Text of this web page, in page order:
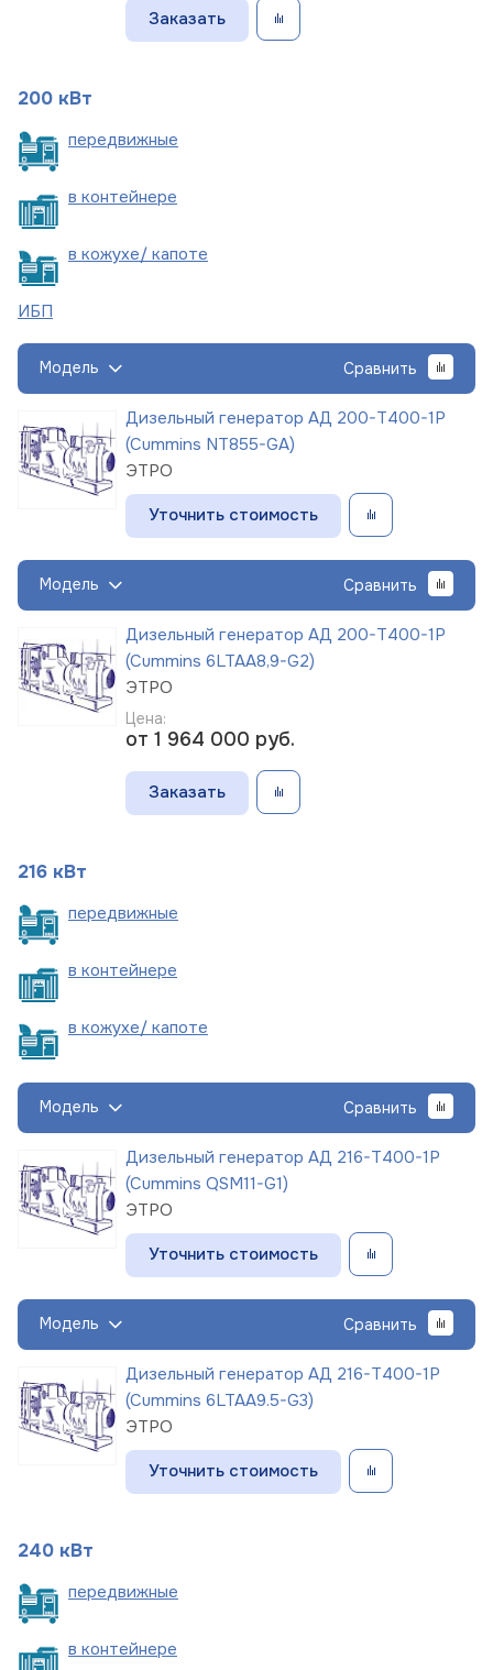
Заказать
200 кВт
передвижные
в контейнере
в кожухе/ капоте
ИБП
Модель Сравнить
Дизельный генератор АД 200-Т400-1Р
(Cummins NT855-GA)
ЭТРО
Уточнить стоимость
Модель Сравнить
Дизельный генератор АД 200-Т400-1Р
(Cummins 6LTAA8,9-G2)
ЭТРО
Цена:
от 1 964 000 руб.
Заказать
216 кВт
передвижные
в контейнере
в кожухе/ капоте
Модель Сравнить
Дизельный генератор АД 216-Т400-1Р
(Cummins QSM11-G1)
ЭТРО
Уточнить стоимость
Модель Сравнить
Дизельный генератор АД 216-Т400-1Р
(Cummins 6LTAA9.5-G3)
ЭТРО
Уточнить стоимость
240 кВт
передвижные
в контейнере